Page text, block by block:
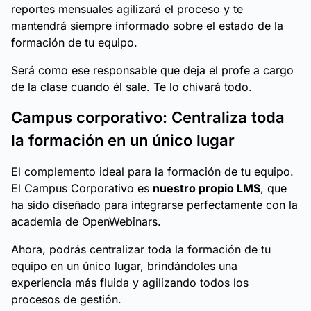
reportes mensuales agilizará el proceso y te
mantendrá siempre informado sobre el estado de la
formación de tu equipo.
Será como ese responsable que deja el profe a cargo
de la clase cuando él sale. Te lo chivará todo.
Campus corporativo: Centraliza toda
la formación en un único lugar
El complemento ideal para la formación de tu equipo.
El Campus Corporativo es nuestro propio LMS, que
ha sido diseñado para integrarse perfectamente con la
academia de OpenWebinars.
Ahora, podrás centralizar toda la formación de tu
equipo en un único lugar, brindándoles una
experiencia más fluida y agilizando todos los
procesos de gestión.